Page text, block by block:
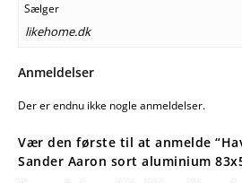
Sælger
likehome.dk
Anmeldelser
Der er endnu ikke nogle anmeldelser.
Vær den første til at anmelde
Sander Aaron sort aluminium